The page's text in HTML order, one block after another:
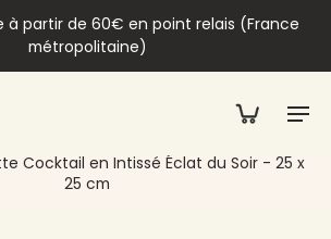
à partir de 60€ en point relais (France
métropolitaine)
Cocktail en Intissé Éclat du Soir - 25 x
25 cm